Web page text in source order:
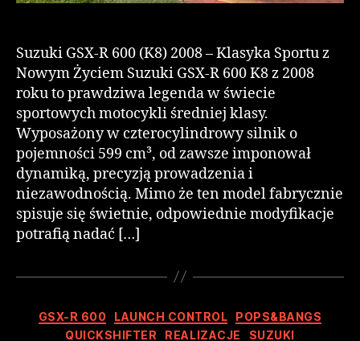
Suzuki GSX-R 600 (K8) 2008 – Klasyka Sportu z
Nowym Życiem Suzuki GSX-R 600 K8 z 2008
roku to prawdziwa legenda w świecie
sportowych motocykli średniej klasy.
Wyposażony w czterocylindrowy silnik o
pojemności 599 cm³, od zawsze imponował
dynamiką, precyzją prowadzenia i
niezawodnością. Mimo że ten model fabrycznie
spisuje się świetnie, odpowiednie modyfikacje
potrafią nadać […]
GSX-R 600 LAUNCH CONTROL
POPS&BANGS
QUICKSHIFTER
REALIZACJE SUZUKI